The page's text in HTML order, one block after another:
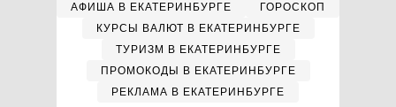
АФИША В ЕКАТЕРИНБУРГЕ
ГОРОСКОП
КУРСЫ ВАЛЮТ В ЕКАТЕРИНБУРГЕ
ТУРИЗМ В ЕКАТЕРИНБУРГЕ
ПРОМОКОДЫ В ЕКАТЕРИНБУРГЕ
РЕКЛАМА В ЕКАТЕРИНБУРГЕ